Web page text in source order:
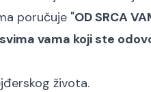
poručuje "OD SRCA
vama koji ste
života.